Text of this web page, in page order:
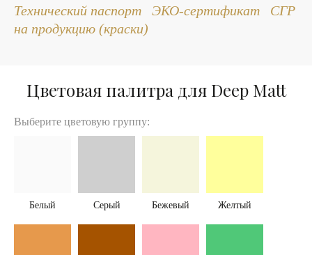
Технический паспорт ЭКО-сертификат
СГР
на продукцию (краски)
Цветовая палитра для Deep Matt
Выберите цветовую группу:
Белый Серый Бежевый Желтый